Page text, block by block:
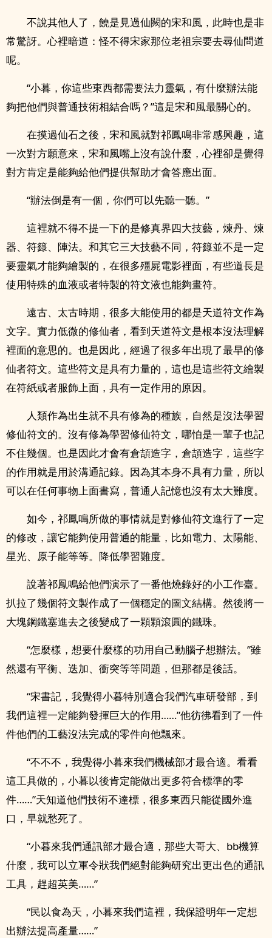
不說其他人了，饒是見過仙闕的宋和風，此時也是非
常驚訝。心裡暗道：怪不得宋家那位老祖宗要去尋仙問道
呢。
“小暮，你這些東西都需要法力靈氣，有什麼辦法能
夠把他們與普通技術相結合嗎？”這是宋和風最關心的。
在摸過仙石之後，宋和風就對祁鳳鳴非常感興趣，這
一次對方願意來，宋和風嘴上沒有說什麼，心裡卻是覺得
對方肯定是能夠給他們提供幫助才會答應出面。
“辦法倒是有一個，你們可以先聽一聽。”
這裡就不得不提一下的是修真界四大技藝，煉丹、煉
器、符籙、陣法。和其它三大技藝不同，符籙並不是一定
要靈氣才能夠繪製的，在很多殭屍電影裡面，有些道長是
使用特殊的血液或者特製的符文液也能夠畫符。
遠古、太古時期，很多大能使用的都是天道符文作為
文字。實力低微的修仙者，看到天道符文是根本沒法理解
裡面的意思的。也是因此，經過了很多年出現了最早的修
仙者符文。這些符文是具有力量的，這也是這些符文繪製
在符紙或者服飾上面，具有一定作用的原因。
人類作為出生就不具有修為的種族，自然是沒法學習
修仙符文的。沒有修為學習修仙符文，哪怕是一輩子也記
不住幾個。也是因此才會有倉頡造字，倉頡造字，這些字
的作用就是用於溝通記錄。因為其本身不具有力量，所以
可以在任何事物上面書寫，普通人記憶也沒有太大難度。
如今，祁鳳鳴所做的事情就是對修仙符文進行了一定
的修改，讓它能夠使用普通的能量，比如電力、太陽能、
星光、原子能等等。降低學習難度。
說著祁鳳鳴給他們演示了一番他燒錄好的小工作臺。
扒拉了幾個符文製作成了一個穩定的圖文結構。然後將一
大塊鋼鐵塞進去之後變成了一顆顆滾圓的鐵珠。
“怎麼樣，想要什麼樣的功用自己動腦子想辦法。”雖
然還有平衡、迭加、衝突等等問題，但那都是後話。
“宋書記，我覺得小暮特別適合我們汽車研發部，到
我們這裡一定能夠發揮巨大的作用……”他彷彿看到了一件
件他們的工藝沒法完成的零件向他飄來。
“不不不，我覺得小暮來我們機械部才最合適。看看
這工具做的，小暮以後肯定能做出更多符合標準的零
件……”天知道他們技術不達標，很多東西只能從國外進
口，早就愁死了。
“小暮來我們通訊部才最合適，那些大哥大、bb機算
什麼，我可以立軍令狀我們絕對能夠研究出更出色的通訊
工具，趕超英美……”
“民以食為天，小暮來我們這裡，我保證明年一定想
出辦法提高產量……”